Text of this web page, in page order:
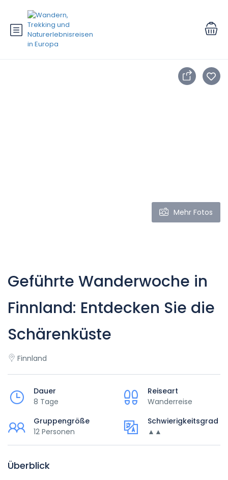
Mehr Fotos
Geführte Wanderwoche in
Finnland: Entdecken Sie die
Schärenküste
Finnland
Dauer
8 Tage
Reiseart
Wanderreise
Gruppengröße
12 Personen
Schwierigkeitsgrad
▲▲
Überblick